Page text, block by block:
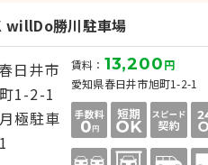
willDo勝川駐車場
賃料： 13,200円
愛知県春日井市旭町1-2-1